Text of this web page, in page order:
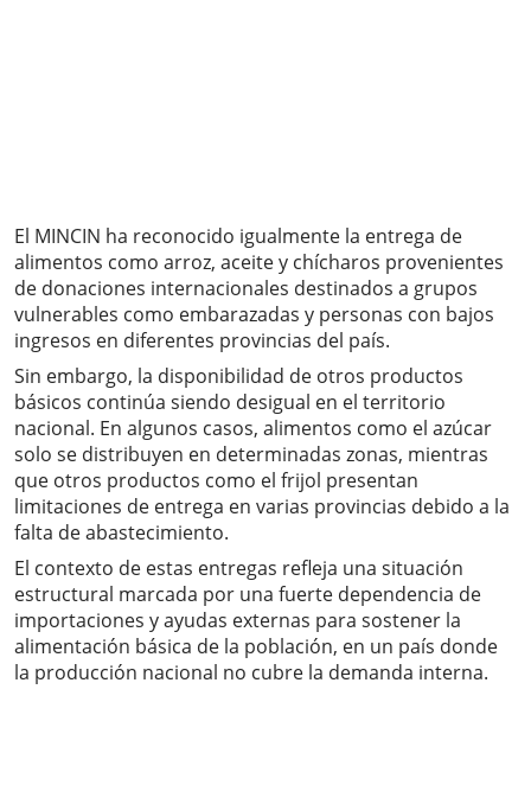
El MINCIN ha reconocido igualmente la entrega de
alimentos como arroz, aceite y chícharos provenientes
de donaciones internacionales destinados a grupos
vulnerables como embarazadas y personas con bajos
ingresos en diferentes provincias del país.
Sin embargo, la disponibilidad de otros productos
básicos continúa siendo desigual en el territorio
nacional. En algunos casos, alimentos como el azúcar
solo se distribuyen en determinadas zonas, mientras
que otros productos como el frijol presentan
limitaciones de entrega en varias provincias debido a la
falta de abastecimiento.
El contexto de estas entregas refleja una situación
estructural marcada por una fuerte dependencia de
importaciones y ayudas externas para sostener la
alimentación básica de la población, en un país donde
la producción nacional no cubre la demanda interna.